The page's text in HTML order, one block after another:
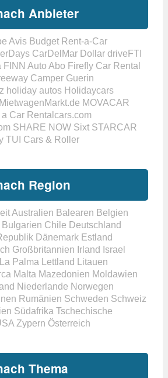
Anbieter
Avis Budget Rent-a-Car
CarDelMar Dollar driveFTI
FINN Auto Abo Firefly Car Rental
Camper Guerin
holiday autos Holidaycars
MietwagenMarkt.de MOVACAR
a Car Rentalcars.com
SHARE NOW Sixt STARCAR
TUI Cars & Roller
Region
Australien Balearen Belgien
Bulgarien Chile Deutschland
Dänemark Estland
Großbritannien Irland
Israel
La Palma Lettland
Litauen
Malta Mazedonien Moldawien
Niederlande Norwegen
Rumänien Schweden Schweiz
Südafrika Tschechische
Zypern Österreich
Thema